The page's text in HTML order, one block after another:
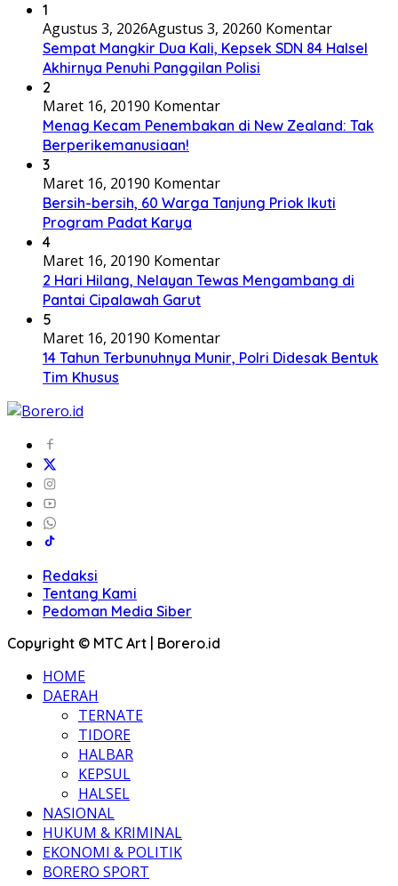
1
Agustus 3, 2026Agustus 3, 20260 Komentar
Sempat Mangkir Dua Kali, Kepsek SDN 84 Halsel
Akhirnya Penuhi Panggilan Polisi
2
Maret 16, 20190 Komentar
Menag Kecam Penembakan di New Zealand: Tak
Berperikemanusiaan!
3
Maret 16, 20190 Komentar
Bersih-bersih, 60 Warga Tanjung Priok Ikuti
Program Padat Karya
4
Maret 16, 20190 Komentar
2 Hari Hilang, Nelayan Tewas Mengambang di
Pantai Cipalawah Garut
5
Maret 16, 20190 Komentar
14 Tahun Terbunuhnya Munir, Polri Didesak Bentuk
Tim Khusus
Redaksi
Tentang Kami
Pedoman Media Siber
Copyright © MTC Art | Borero.id
HOME
DAERAH
TERNATE
TIDORE
HALBAR
KEPSUL
HALSEL
NASIONAL
HUKUM & KRIMINAL
EKONOMI & POLITIK
BORERO SPORT